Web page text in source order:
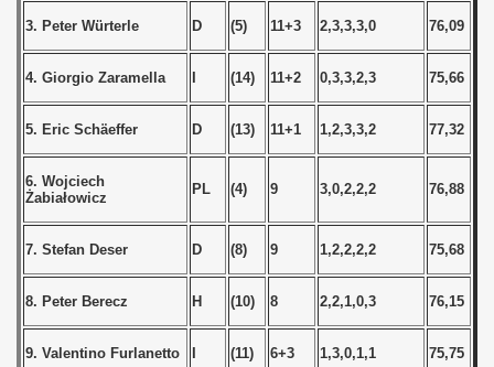
3. Peter Würterle D (5) 11+3 2,3,3,3,0 76,09
4. Giorgio Zaramella (14) 11+2 0,3,3,2,3 75,66
5. Eric Schäeffer D (13) 11+1 1,2,3,3,2 77,32
6. Wojciech
Żabiałowicz
PL (4) 9 3,0,2,2,2 76,88
7. Stefan Deser D (8) 9 1,2,2,2,2 75,68
8. Peter Berecz H (10) 8 2,2,1,0,3 76,15
9. Valentino Furlanetto (11) 6+3 1,3,0,1,1 75,75
- 2006
- 2007
- 2008
- 2009
- 2010
- 2012